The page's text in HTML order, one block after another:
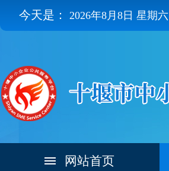
今天是： 2026年8月8日 星期六
网站首页